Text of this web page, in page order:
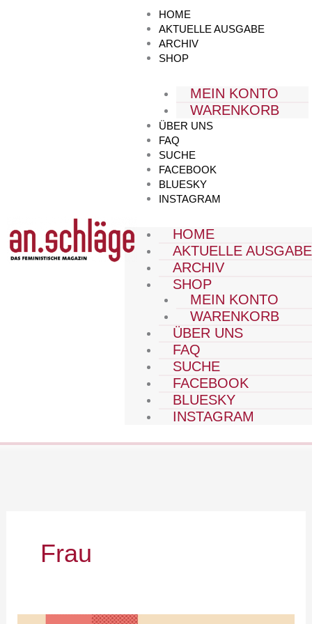
HOME
AKTUELLE AUSGABE
ARCHIV
SHOP
MEIN KONTO
WARENKORB
ÜBER UNS
FAQ
SUCHE
FACEBOOK
BLUESKY
INSTAGRAM
HOME
AKTUELLE AUSGABE
ARCHIV
SHOP
MEIN KONTO
WARENKORB
ÜBER UNS
FAQ
SUCHE
FACEBOOK
BLUESKY
INSTAGRAM
Frau